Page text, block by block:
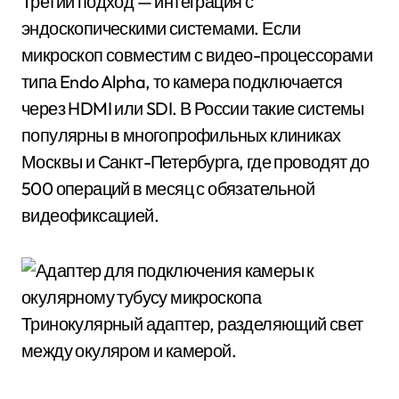
эндоскопическими системами. Если
микроскоп совместим с видео-процессорами
типа Endo Alpha, то камера подключается
через HDMI или SDI. В России такие системы
популярны в многопрофильных клиниках
Москвы и Санкт-Петербурга, где проводят до
500 операций в месяц с обязательной
видеофиксацией.
Тринокулярный адаптер, разделяющий свет
между окуляром и камерой.